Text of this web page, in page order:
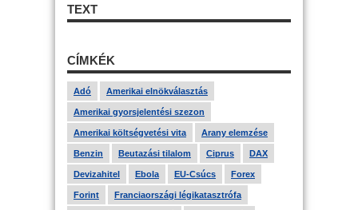
TEXT
CÍMKÉK
Adó Amerikai elnökválasztás
Amerikai gyorsjelentési szezon
Amerikai költségvetési vita Arany elemzése
Benzin Beutazási tilalom Ciprus DAX
Devizahitel Ebola EU-Csúcs Forex
Forint Franciaországi légikatasztrófa